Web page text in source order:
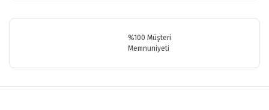
%100 Müşteri
Memnuniyeti